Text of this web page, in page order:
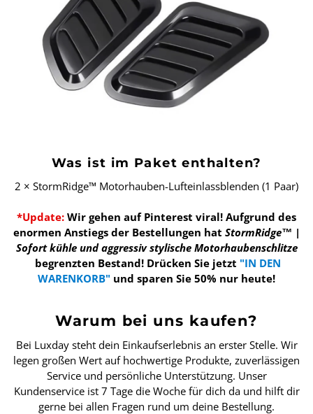
Was ist im Paket enthalten?
2 × StormRidge™ Motorhauben-Lufteinlassblenden (1 Paar)
*Update: Wir gehen auf Pinterest viral! Aufgrund des
enormen Anstiegs der Bestellungen hat StormRidge™ |
Sofort kühle und aggressiv stylische Motorhaubenschlitze
begrenzten Bestand! Drücken Sie jetzt "IN DEN
WARENKORB" und sparen Sie 50% nur heute!
Warum bei uns kaufen?
Bei Luxday steht dein Einkaufserlebnis an erster Stelle. Wir
legen großen Wert auf hochwertige Produkte, zuverlässigen
Service und persönliche Unterstützung. Unser
Kundenservice ist 7 Tage die Woche für dich da und hilft dir
gerne bei allen Fragen rund um deine Bestellung.